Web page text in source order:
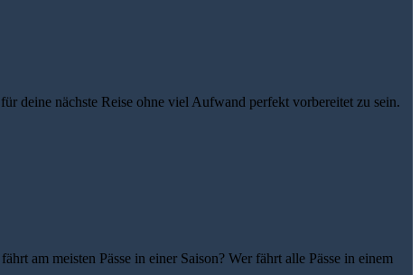
deine nächste Reise ohne viel Aufwand perfekt vorbereitet zu sein.
am meisten Pässe in einer Saison? Wer fährt alle Pässe in einem